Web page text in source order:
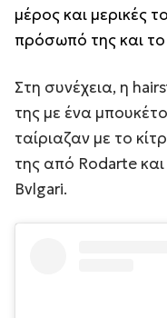
μέρος και μερικές
πρόσωπό της και
Στη συνέχεια, η
της με ένα
ταίριαζαν με το
της από Rodarte
Bvlgari.